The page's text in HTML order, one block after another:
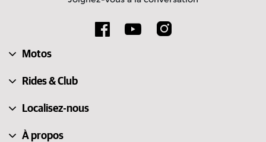
Motos
Rides & Club
Localisez-nous
À propos